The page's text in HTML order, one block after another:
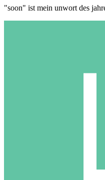
"soon" ist mein unwort des